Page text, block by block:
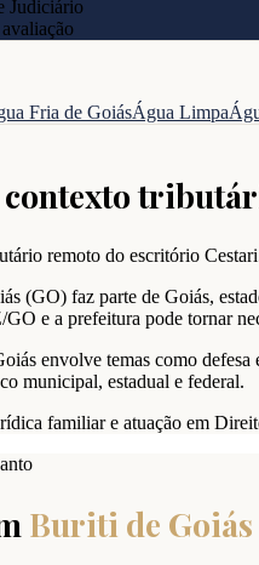
Judiciário
Fria de GoiásÁgua Limpa
contexto
remoto do escritório
(GO) faz parte de Goiás,
e a prefeitura pode tornar
envolve temas como
municipal, estadual e federal.
familiar e atuação em
Buriti de Goiás